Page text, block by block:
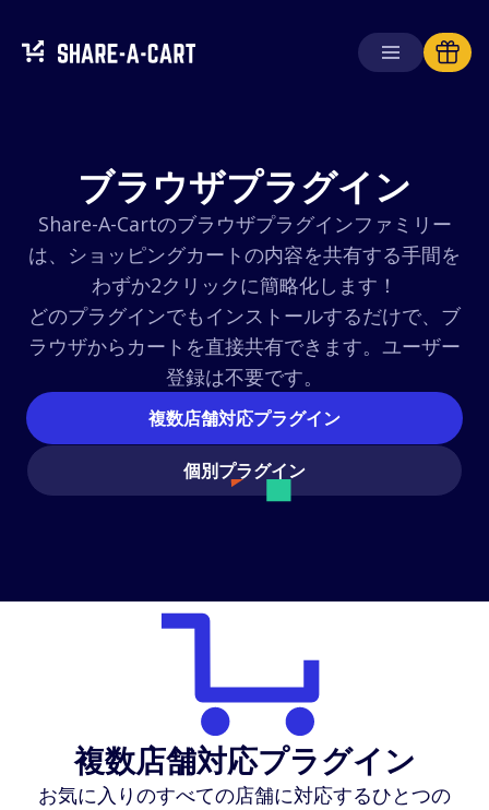
カートを作成する
ソリューション
消費者向け
学校向け
企業向け
Plus+を入手
日本語 (Japanese)
ブラウザプラグイン
Share-A-Cartのブラウザプラグインファミリー
は、ショッピングカートの内容を共有する手間を
わずか2クリックに簡略化します！
どのプラグインでもインストールするだけで、ブ
ラウザからカートを直接共有できます。ユーザー
登録は不要です。
複数店舗対応プラグイン
個別プラグイン
複数店舗対応プラグイン
お気に入りのすべての店舗に対応するひとつの